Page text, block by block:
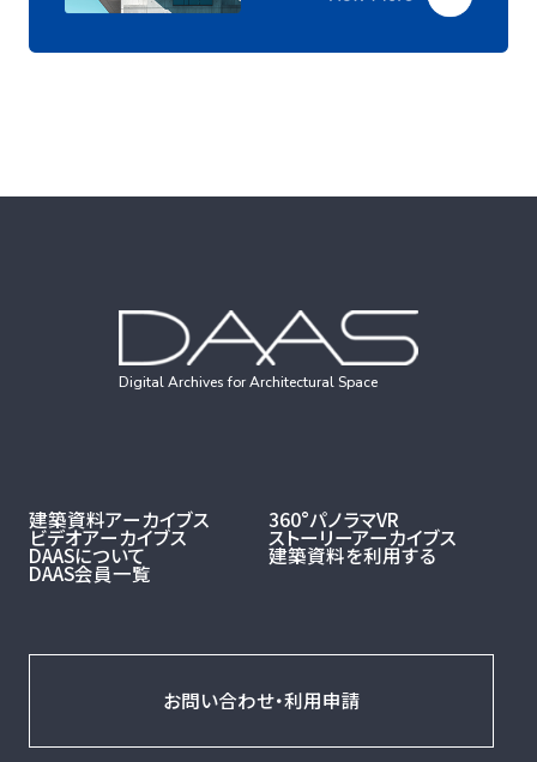
Digital Archives for Architectural Space
建築資料アーカイブス 360°パノラマVR
ビデオアーカイブス ストーリーアーカイブス
DAASについて 建築資料を利用する
DAAS会員一覧
お問い合わせ・利用申請